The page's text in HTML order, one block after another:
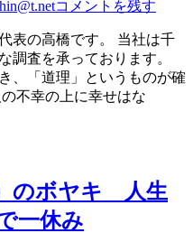
コメントを残す
の高橋です。 当社は千
調査を承っております。
、「道理」というものが確
不幸の上に幸せはな
のボヤキ 人生
一休み